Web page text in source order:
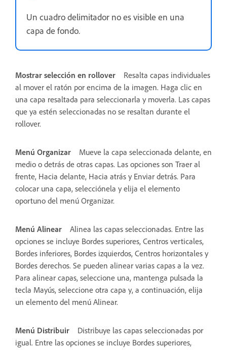
Un cuadro delimitador no es visible en una
capa de fondo.
Mostrar selección en rollover
Resalta capas individuales
al mover el ratón por encima de la imagen. Haga clic en
una capa resaltada para seleccionarla y moverla. Las capas
que ya estén seleccionadas no se resaltan durante el
rollover.
Menú Organizar
Mueve la capa seleccionada delante, en
medio o detrás de otras capas. Las opciones son Traer al
frente, Hacia delante, Hacia atrás y Enviar detrás. Para
colocar una capa, selecciónela y elija el elemento
oportuno del menú Organizar.
Menú Alinear
Alinea las capas seleccionadas. Entre las
opciones se incluye Bordes superiores, Centros verticales,
Bordes inferiores, Bordes izquierdos, Centros horizontales y
Bordes derechos. Se pueden alinear varias capas a la vez.
Para alinear capas, seleccione una, mantenga pulsada la
tecla Mayús, seleccione otra capa y, a continuación, elija
un elemento del menú Alinear.
Menú Distribuir
Distribuye las capas seleccionadas por
igual. Entre las opciones se incluye Bordes superiores,